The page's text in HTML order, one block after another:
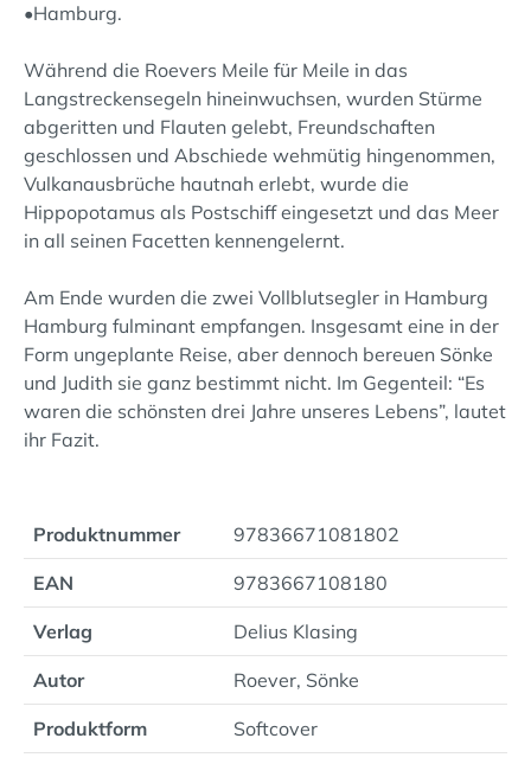
•Hamburg.
Während die Roevers Meile für Meile in das
Langstreckensegeln hineinwuchsen, wurden Stürme
abgeritten und Flauten gelebt, Freundschaften
geschlossen und Abschiede wehmütig hingenommen,
Vulkanausbrüche hautnah erlebt, wurde die
Hippopotamus als Postschiff eingesetzt und das Meer
in all seinen Facetten kennengelernt.
Am Ende wurden die zwei Vollblutsegler in Hamburg
Hamburg fulminant empfangen. Insgesamt eine in der
Form ungeplante Reise, aber dennoch bereuen Sönke
und Judith sie ganz bestimmt nicht. Im Gegenteil: “Es
waren die schönsten drei Jahre unseres Lebens”, lautet
ihr Fazit.
Produktnummer 97836671081802
EAN 9783667108180
Verlag Delius Klasing
Autor Roever, Sönke
Produktform Softcover